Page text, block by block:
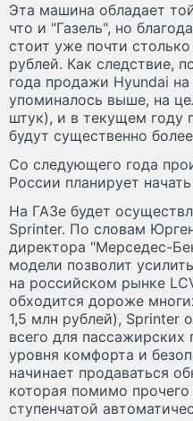
Эта машина обладает
что и "Газель", но
стоит уже почти
рублей. Как следствие,
года продажи Hyundai
упоминалось выше, на
штук), и в текущем году
будут существенно
Со следующего года
России планирует
На ГАЗе будет
Sprinter. По словам
директора "Мерседес-
модели позволит
на российском рынке
обходится дороже
1,5 млн рублей), Sprinter
всего для пассажирских
уровня комфорта и
начинает продаваться
которая помимо
ступенчатой